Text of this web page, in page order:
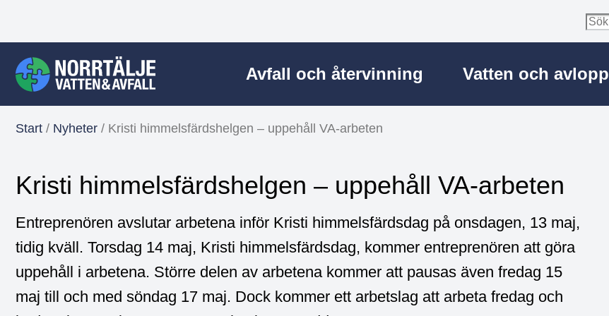
Avfall och återvinning Vatten och avlopp
Start / Nyheter / Kristi himmelsfärdshelgen – uppehåll VA-arbeten
Kristi himmelsfärdshelgen – uppehåll VA-arbeten
Entreprenören avslutar arbetena inför Kristi himmelsfärdsdag på onsdagen, 13 maj,
tidig kväll. Torsdag 14 maj, Kristi himmelsfärdsdag, kommer entreprenören att göra
uppehåll i arbetena. Större delen av arbetena kommer att pausas även fredag 15
maj till och med söndag 17 maj. Dock kommer ett arbetslag att arbeta fredag och